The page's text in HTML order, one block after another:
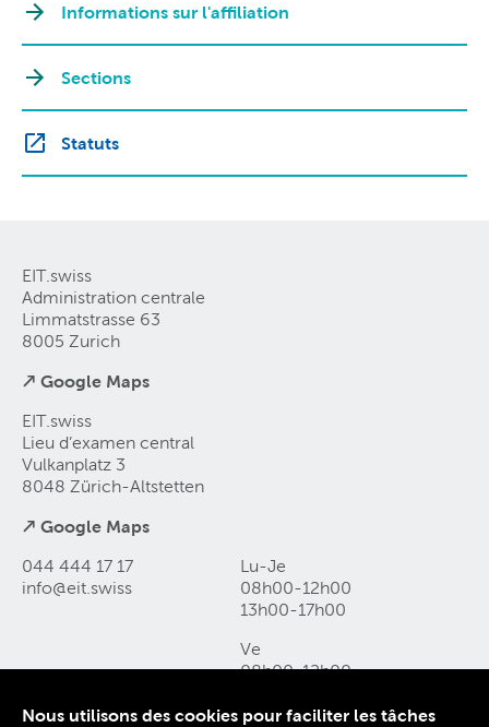
Informations sur l'affiliation
Sections
Statuts
EIT.swiss
Administration centrale
Limmatstrasse 63
8005 Zurich
↗ Google Maps
EIT.swiss
Lieu d’examen central
Vulkanplatz 3
8048 Zürich-Altstetten
↗ Google Maps
044 444 17 17
info@eit swiss
Lu-Je
08h00-12h00
13h00-17h00
Ve
08h00-12h00
Nous utilisons des cookies pour faciliter les tâches